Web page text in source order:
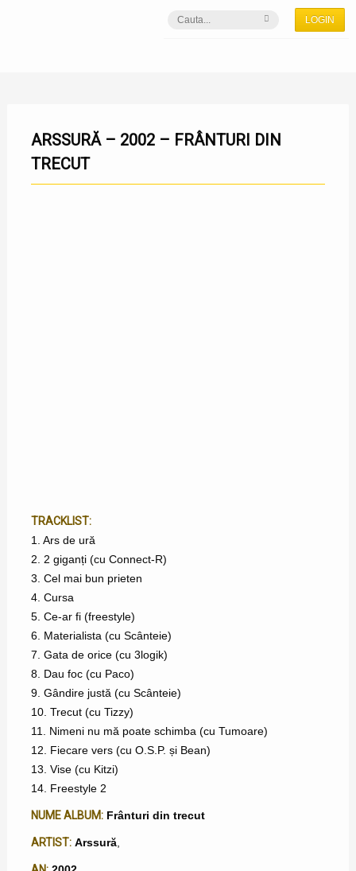
LOGIN
ARSSURĂ – 2002 – FRÂNTURI DIN
TRECUT
TRACKLIST:
1. Ars de ură
2. 2 giganți (cu Connect-R)
3. Cel mai bun prieten
4. Cursa
5. Ce-ar fi (freestyle)
6. Materialista (cu Scânteie)
7. Gata de orice (cu 3logik)
8. Dau foc (cu Paco)
9. Gândire justă (cu Scânteie)
10. Trecut (cu Tizzy)
11. Nimeni nu mă poate schimba (cu Tumoare)
12. Fiecare vers (cu O.S.P. și Bean)
13. Vise (cu Kitzi)
14. Freestyle 2
NUME ALBUM: Frânturi din trecut
ARTIST: Arssură,